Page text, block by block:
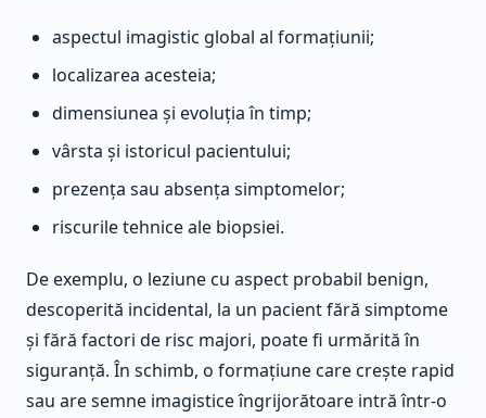
aspectul imagistic global al formațiunii;
localizarea acesteia;
dimensiunea și evoluția în timp;
vârsta și istoricul pacientului;
prezența sau absența simptomelor;
riscurile tehnice ale biopsiei.
De exemplu, o leziune cu aspect probabil benign,
descoperită incidental, la un pacient fără simptome
și fără factori de risc majori, poate fi urmărită în
siguranță. În schimb, o formațiune care crește rapid
sau are semne imagistice îngrijorătoare intră într-o